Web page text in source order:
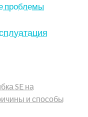
проблемы
SE на
и способы